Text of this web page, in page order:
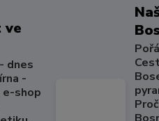
ve
dnes
-
e-shop